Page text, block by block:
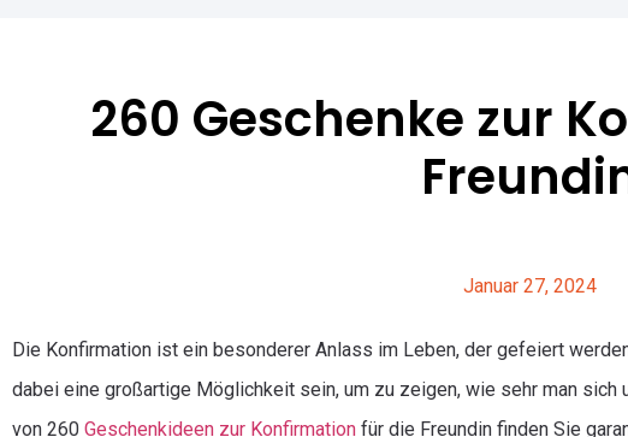
260 Geschenke zur
Januar 27, 2024
Die Konfirmation ist ein besonderer Anlass im Leben, der gefeiert
dabei eine großartige Möglichkeit sein, um zu zeigen, wie sehr man
von 260 Geschenkideen zur Konfirmation für die Freundin finden Sie